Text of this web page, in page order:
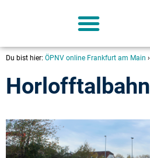
Du bist hier: ÖPNV online Frankfurt am Main ›
Horlofftalbahn